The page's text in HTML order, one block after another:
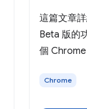
點摘要、
Gemini 可
作，協助
這篇文章
Beta 版的
個 Chrome
Chrome